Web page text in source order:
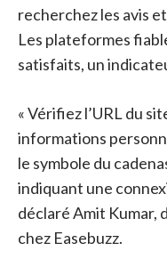
recherchez les avis
Les plateformes
satisfaits, un
« Vérifiez l’URL du
informations
le symbole du
indiquant une
déclaré Amit Kumar,
chez Easebuzz.